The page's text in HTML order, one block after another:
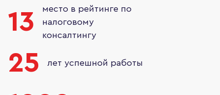
13
место в рейтинге по
налоговому
консалтингу
25 лет успешной работы